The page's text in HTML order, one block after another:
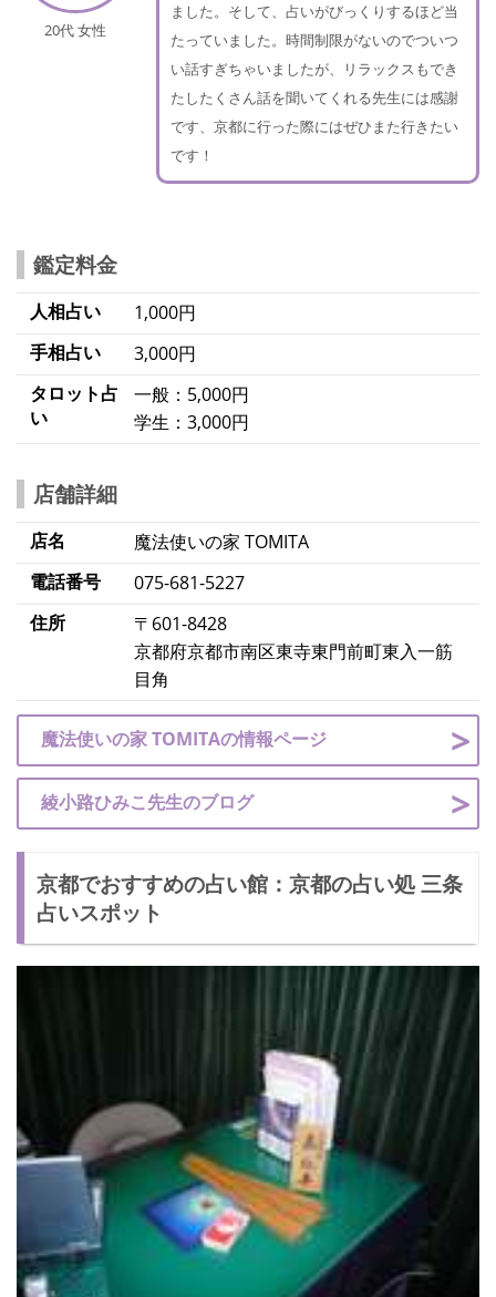
20代 女性
ました。そして、占いがびっくりするほど当
たっていました。時間制限がないのでついつ
い話すぎちゃいましたが、リラックスもでき
たしたくさん話を聞いてくれる先生には感謝
です、京都に行った際にはぜひまた行きたい
です！
鑑定料金
人相占い
1,000円
手相占い
3,000円
タロット占
い
一般：5,000円
学生：3,000円
店舗詳細
店名 魔法使いの家 TOMITA
電話番号
075-681-5227
住所
〒601-8428
京都府京都市南区東寺東門前町東入一筋
目角
魔法使いの家 TOMITAの情報ページ
綾小路ひみこ先生のブログ
京都でおすすめの占い館：京都の占い処 三条
占いスポット